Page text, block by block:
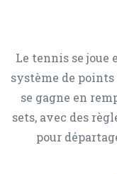
Le tennis se joue
système de points
se gagne en
sets, avec des
pour